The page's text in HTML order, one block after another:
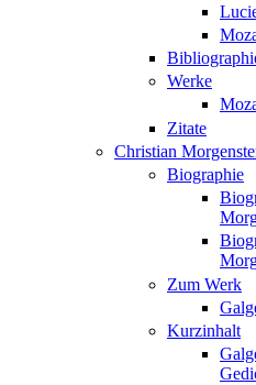
Werke
Zitate
Christian
Biographie
Zum Werk
Kurzinhalt